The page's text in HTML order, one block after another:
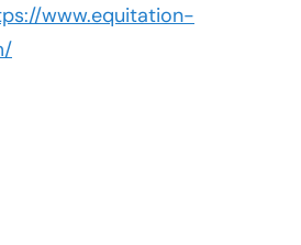
www.equitation-